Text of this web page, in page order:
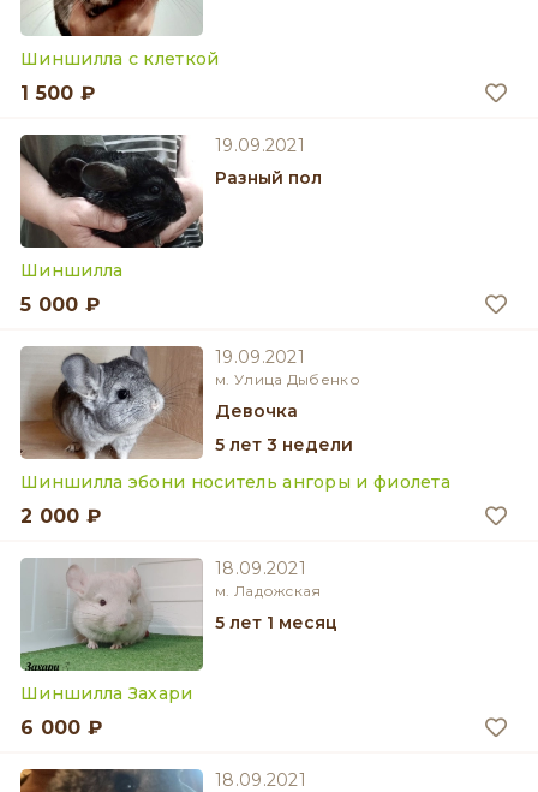
Шиншилла с клеткой
1 500 ₽
19.09.2021
разный пол
Шиншилла
5 000 ₽
19.09.2021
м. Улица Дыбенко
девочка
5 лет 3 недели
Шиншилла эбони носитель ангоры и фиолета
2 000 ₽
18.09.2021
м. Ладожская
5 лет 1 месяц
Шиншилла Захари
6 000 ₽
18.09.2021